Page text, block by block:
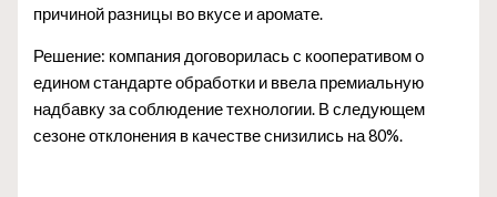
причиной разницы во вкусе и аромате.
Решение: компания договорилась с кооперативом о
едином стандарте обработки и ввела премиальную
надбавку за соблюдение технологии. В следующем
сезоне отклонения в качестве снизились на 80%.